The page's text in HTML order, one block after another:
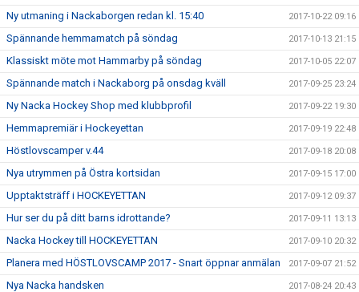
Ny utmaning i Nackaborgen redan kl. 15:40 2017-10-22 09:16
Spännande hemmamatch på söndag 2017-10-13 21:15
Klassiskt möte mot Hammarby på söndag 2017-10-05 22:07
Spännande match i Nackaborg på onsdag kväll 2017-09-25 23:24
Ny Nacka Hockey Shop med klubbprofil 2017-09-22 19:30
Hemmapremiär i Hockeyettan 2017-09-19 22:48
Höstlovscamper v.44 2017-09-18 20:08
Nya utrymmen på Östra kortsidan 2017-09-15 17:00
Upptaktsträff i HOCKEYETTAN 2017-09-12 09:37
Hur ser du på ditt barns idrottande? 2017-09-11 13:13
Nacka Hockey till HOCKEYETTAN 2017-09-10 20:32
Planera med HÖSTLOVSCAMP 2017 - Snart öppnar anmälan 2017-09-07 21:52
Nya Nacka handsken 2017-08-24 20:43